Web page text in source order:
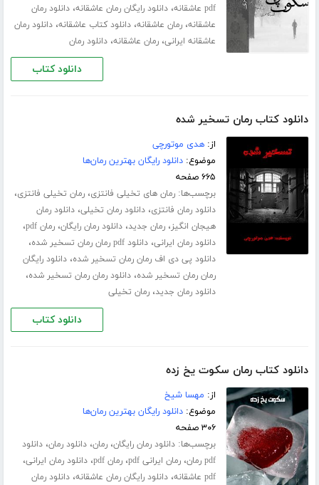
pdf عاشقانه ،دانلود رایگان رمان عاشقانه،دانلود رمان
عاشقانه،رمان عاشقانه،دانلود کتاب عاشقانه،دانلود رمان
عاشقانه ایرانی،رمان عاشقانه،دانلود رمان
دانلود کتاب
دانلود کتاب رمان تسخیر شده
از:هدی موتورچی
موضوع:دانلود رایگان بهترین رمان‌ها
۶۶۵ صفحه
برچسب‌ها:رمان های تخیلی فانتزی،رمان تخیلی فانتزی،
دانلود رمان فانتزی،دانلود رمان تخیلی،دانلود رمان
هیجان انگیز،رمان جدید،دانلود رمان رایگان،رمان pdf ،
دانلود رمان ایرانی،دانلود pdf رمان رمان تسخیر شده ،
دانلود پی دی اف رمان رمان تسخیر شده،دانلود رایگان
رمان رمان تسخیر شده،دانلود رمان رمان تسخیر شده،
دانلود رمان جدید،رمان تخیلی
دانلود کتاب
دانلود کتاب رمان سکوت یخ زده
از: مهسا شیخ
موضوع:دانلود رایگان بهترین رمان‌ها
۳۰۶ صفحه
برچسب‌ها:دانلود رمان رایگان،رمان،دانلود رمان،دانلود
pdf رمان
،رمان ایرانی pdf ،رمان pdf ،دانلود رمان ایرانی،
pdf عاشقانه ،دانلود رایگان رمان عاشقانه،دانلود رمان